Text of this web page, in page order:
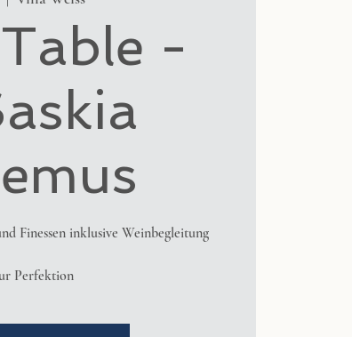
-
Finessen inklusive Weinbegleitung
Perfektion